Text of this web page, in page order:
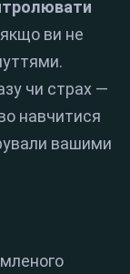
ви не
чи страх —
навчитися
вашими